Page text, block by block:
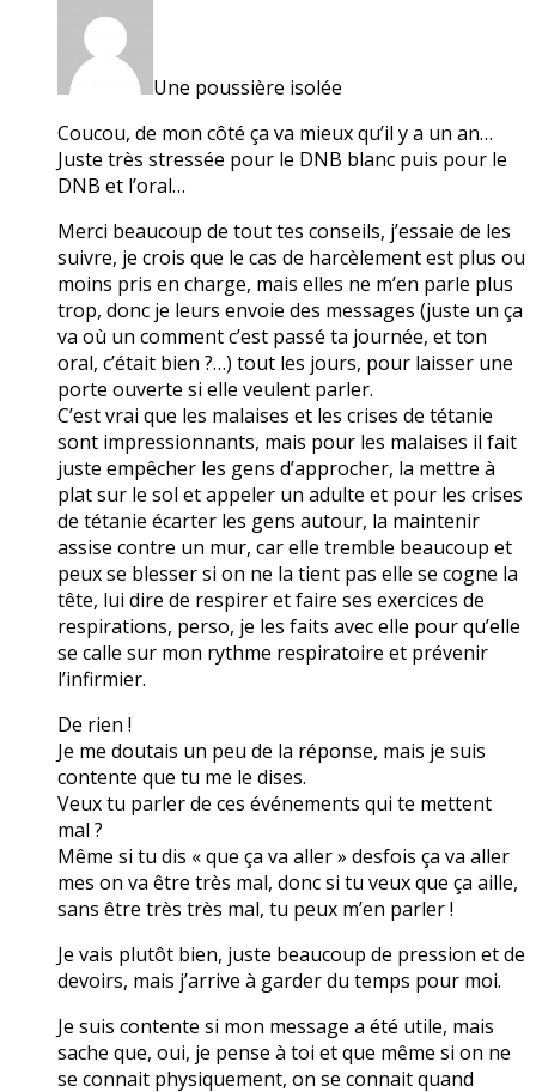
Une poussière isolée
Coucou, de mon côté ça va mieux qu’il y a un an…
Juste très stressée pour le DNB blanc puis pour le
DNB et l’oral…
Merci beaucoup de tout tes conseils, j’essaie de les
suivre, je crois que le cas de harcèlement est plus ou
moins pris en charge, mais elles ne m’en parle plus
trop, donc je leurs envoie des messages (juste un ça
va où un comment c’est passé ta journée, et ton
oral, c’était bien ?…) tout les jours, pour laisser une
porte ouverte si elle veulent parler.
C’est vrai que les malaises et les crises de tétanie
sont impressionnants, mais pour les malaises il fait
juste empêcher les gens d’approcher, la mettre à
plat sur le sol et appeler un adulte et pour les crises
de tétanie écarter les gens autour, la maintenir
assise contre un mur, car elle tremble beaucoup et
peux se blesser si on ne la tient pas elle se cogne la
tête, lui dire de respirer et faire ses exercices de
respirations, perso, je les faits avec elle pour qu’elle
se calle sur mon rythme respiratoire et prévenir
l’infirmier.
De rien !
Je me doutais un peu de la réponse, mais je suis
contente que tu me le dises.
Veux tu parler de ces événements qui te mettent
mal ?
Même si tu dis « que ça va aller » desfois ça va aller
mes on va être très mal, donc si tu veux que ça aille,
sans être très très mal, tu peux m’en parler !
Je vais plutôt bien, juste beaucoup de pression et de
devoirs, mais j’arrive à garder du temps pour moi.
Je suis contente si mon message a été utile, mais
sache que, oui, je pense à toi et que même si on ne
se connait physiquement, on se connait quand